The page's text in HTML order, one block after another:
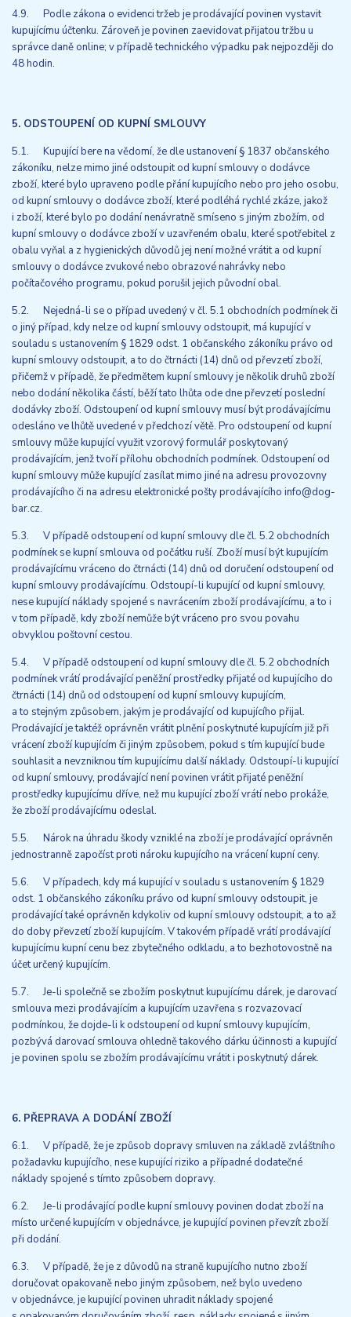
4.9. Podle zákona o evidenci tržeb je prodávající povinen vystavit
kupujícímu účtenku. Zároveň je povinen zaevidovat přijatou tržbu u
správce daně online; v případě technického výpadku pak nejpozději do
48 hodin.
5. ODSTOUPENÍ OD KUPNÍ SMLOUVY
5.1. Kupující bere na vědomí, že dle ustanovení § 1837 občanského
zákoníku, nelze mimo jiné odstoupit od kupní smlouvy o dodávce
zboží, které bylo upraveno podle přání kupujícího nebo pro jeho osobu,
od kupní smlouvy o dodávce zboží, které podléhá rychlé zkáze, jakož
i zboží, které bylo po dodání nenávratně smíseno s jiným zbožím, od
kupní smlouvy o dodávce zboží v uzavřeném obalu, které spotřebitel z
obalu vyňal a z hygienických důvodů jej není možné vrátit a od kupní
smlouvy o dodávce zvukové nebo obrazové nahrávky nebo
počítačového programu, pokud porušil jejich původní obal.
5.2. Nejedná-li se o případ uvedený v čl. 5.1 obchodních podmínek či
o jiný případ, kdy nelze od kupní smlouvy odstoupit, má kupující v
souladu s ustanovením § 1829 odst. 1 občanského zákoníku právo od
kupní smlouvy odstoupit, a to do čtrnácti (14) dnů od převzetí zboží,
přičemž v případě, že předmětem kupní smlouvy je několik druhů zboží
nebo dodání několika částí, běží tato lhůta ode dne převzetí poslední
dodávky zboží. Odstoupení od kupní smlouvy musí být prodávajícímu
odesláno ve lhůtě uvedené v předchozí větě. Pro odstoupení od kupní
smlouvy může kupující využit vzorový formulář poskytovaný
prodávajícím, jenž tvoří přílohu obchodních podmínek. Odstoupení od
kupní smlouvy může kupující zasílat mimo jiné na adresu provozovny
prodávajícího či na adresu elektronické pošty prodávajícího info@dog-
bar.cz.
5.3. V případě odstoupení od kupní smlouvy dle čl. 5.2 obchodních
podmínek se kupní smlouva od počátku ruší. Zboží musí být kupujícím
prodávajícímu vráceno do čtrnácti (14) dnů od doručení odstoupení od
kupní smlouvy prodávajícímu. Odstoupí-li kupující od kupní smlouvy,
nese kupující náklady spojené s navrácením zboží prodávajícímu, a to i
v tom případě, kdy zboží nemůže být vráceno pro svou povahu
obvyklou poštovní cestou.
5.4. V případě odstoupení od kupní smlouvy dle čl. 5.2 obchodních
podmínek vrátí prodávající peněžní prostředky přijaté od kupujícího do
čtrnácti (14) dnů od odstoupení od kupní smlouvy kupujícím,
a to stejným způsobem, jakým je prodávající od kupujícího přijal.
Prodávající je taktéž oprávněn vrátit plnění poskytnuté kupujícím již při
vrácení zboží kupujícím či jiným způsobem, pokud s tím kupující bude
souhlasit a nevzniknou tím kupujícímu další náklady. Odstoupí-li kupující
od kupní smlouvy, prodávající není povinen vrátit přijaté peněžní
prostředky kupujícímu dříve, než mu kupující zboží vrátí nebo prokáže,
že zboží prodávajícímu odeslal.
5.5. Nárok na úhradu škody vzniklé na zboží je prodávající oprávněn
jednostranně započíst proti nároku kupujícího na vrácení kupní ceny.
5.6. V případech, kdy má kupující v souladu s ustanovením § 1829
odst. 1 občanského zákoníku právo od kupní smlouvy odstoupit, je
prodávající také oprávněn kdykoliv od kupní smlouvy odstoupit, a to až
do doby převzetí zboží kupujícím. V takovém případě vrátí prodávající
kupujícímu kupní cenu bez zbytečného odkladu, a to bezhotovostně na
účet určený kupujícím.
5.7. Je-li společně se zbožím poskytnut kupujícímu dárek, je darovací
smlouva mezi prodávajícím a kupujícím uzavřena s rozvazovací
podmínkou, že dojde-li k odstoupení od kupní smlouvy kupujícím,
pozbývá darovací smlouva ohledně takového dárku účinnosti a kupující
je povinen spolu se zbožím prodávajícímu vrátit i poskytnutý dárek.
6. PŘEPRAVA A DODÁNÍ ZBOŽÍ
6.1. V případě, že je způsob dopravy smluven na základě zvláštního
požadavku kupujícího, nese kupující riziko a případné dodatečné
náklady spojené s tímto způsobem dopravy.
6.2. Je-li prodávající podle kupní smlouvy povinen dodat zboží na
místo určené kupujícím v objednávce, je kupující povinen převzít zboží
při dodání.
6.3. V případě, že je z důvodů na straně kupujícího nutno zboží
doručovat opakovaně nebo jiným způsobem, než bylo uvedeno
v objednávce, je kupující povinen uhradit náklady spojené